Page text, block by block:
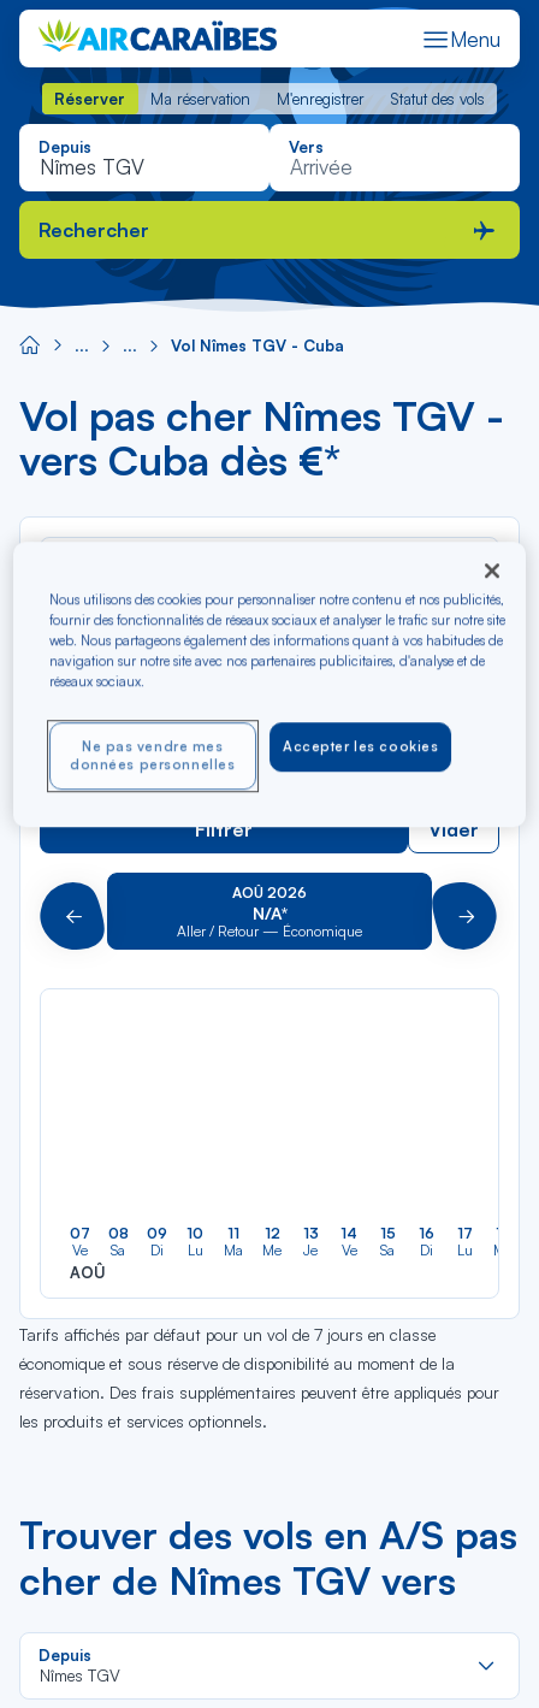
Menu
Réserver Ma réservation M'enregistrer Statut des vols
Réserver Ma réservation M'enregistrer Statut des vols
Depuis Vers
Rechercher
Vol Nîmes TGV - Cuba
Vol pas cher Nîmes TGV -
vers Cuba dès €*
la
liste
Vers
Pour aller vers
Type de trajet
Aller-Retour Aller simple
Filtrer Vider
Précédent
AOÛ 2026
N/A*
Aller / Retour — Économique Suivant
07
Ve
AOÛ
08
Sa
09
Di
10
Lu
11
Ma
12
Me
13
Je
14
Ve
15
Sa
16
Di
17
Lu
18
Ma
Tarifs affichés par défaut pour un vol de 7 jours en classe
économique et sous réserve de disponibilité au moment de la
réservation. Des frais supplémentaires peuvent être appliqués pour
les produits et services optionnels.
Trouver des vols en A/S pas
cher de Nîmes TGV vers
Depuis
Nîmes TGV
Nous utilisons des cookies pour personnaliser notre contenu et nos publicités,
fournir des fonctionnalités de réseaux sociaux et analyser le trafic sur notre site
web. Nous partageons également des informations quant à vos habitudes de
navigation sur notre site avec nos partenaires publicitaires, d'analyse et de
réseaux sociaux.
Accepter les cookies
Ne pas vendre mes
données personnelles